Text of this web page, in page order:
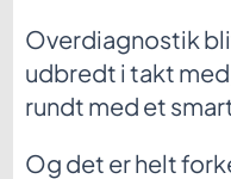
Overdiagnostik
udbredt i takt
rundt med et
Og det er helt